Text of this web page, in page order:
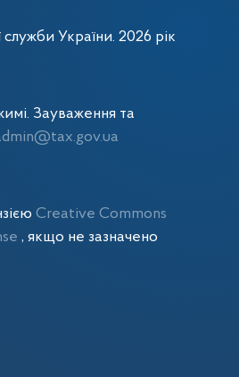
України. 2026 рік
Зауваження та
Creative Commons
, якщо не зазначено